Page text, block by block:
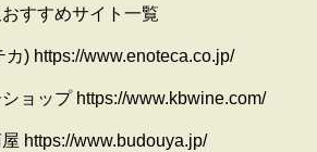
すすめサイト一覧
カ) https://www.enoteca.co.jp/
ョップ https://www.kbwine.com/
https://www.budouya.jp/